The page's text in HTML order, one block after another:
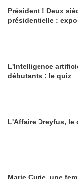
Président ! Deux
présidentielle :
L'Intelligence
débutants : le quiz
L'Affaire Dreyfus, le
Marie Curie, une